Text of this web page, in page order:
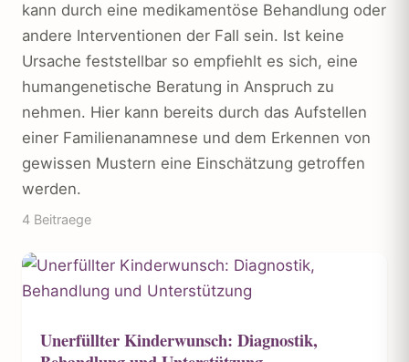
kann durch eine medikamentöse Behandlung oder
andere Interventionen der Fall sein. Ist keine
Ursache feststellbar so empfiehlt es sich, eine
humangenetische Beratung in Anspruch zu
nehmen. Hier kann bereits durch das Aufstellen
einer Familienanamnese und dem Erkennen von
gewissen Mustern eine Einschätzung getroffen
werden.
4 Beitraege
Unerfüllter Kinderwunsch: Diagnostik,